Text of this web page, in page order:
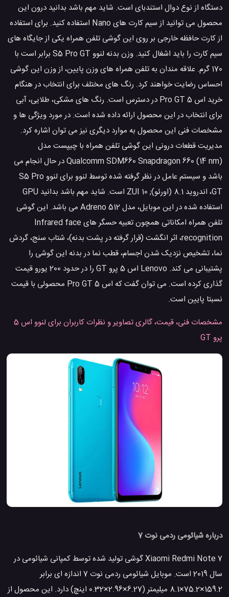
دستگاه از نوع دوال استندبای است. شاید مهم باشد بدانید درون این
محصول می توانید از سیم کارت های Nano استفاده کنید. برای استفاده
از کارت حافظه خارجی بر روی این گوشی تلفن همراه یکی از جایگاه های
سیم کارت را باید اشغال کنید. وزن بدنه لنوو S5 Pro GT برابر است با
170 گرم. علاقه مندان به تلفن همراه های وزن پایین، از وزن این گوشی
احساس رضایت خواهند کرد. رنگ های مختلف برای انتخاب در هنگام
خرید اس 5 Pro GT در دسترس است. رنگ های مشکی، طلایی، آبی
برای انتخاب در این محصول ارائه داده شده است. در مورد ویژگی ها و
مشخصات فنی این محصول به موارد دیگری نیز می توان اشاره کرد.
مدیریت قطعات درونی این گوشی تلفن همراه با چیپست مدل
Qualcomm SDM660 Snapdragon 660 (14 nm) در حال انجام می
باشد و سیستم عامل در نظر گرفته شده توسط لنوو برای لنوو S5 Pro
GT، اندروید 8.1 (اورئو); ZUI 10 است. شاید مهم باشد بدانید GPU
استفاده شده در این موبایل، مدل Adreno 512 می باشد. این گوشی
تلفن همراه امکاناتی همچون تعبیه حسگر های Infrared face
recognition، اثر انگشت (قرار گرفته در پشت بدنه)، شتاب سنج، گردش
نما، تشخیص نزدیک شدن اجسام، قطب نما در بدنه این گوشی را
پشتیبانی می کند. Lenovo اس 5 پرو GT را در حدود 200 یورو قیمت
گذاری کرده است. می توان گفت که اس 5 Pro GT محصولی با قیمت
نسبتا پایین است.
مشخصات فنی، قیمت، گالری تصاویر و نظرات کاربران برای لنوو اس 5
پرو GT
درباره شیائومی ردمی نوت 7
Xiaomi Redmi Note 7 گوشی تولید شده توسط کمپانی شیائومی در
سال 2019 است. موبایل شیائومی ردمی نوت 7 اندازه ای برابر
159.2×75.2×8.1 میلیمتر (6.27×2.96×0.32 اینچ) دارد. این محصول از